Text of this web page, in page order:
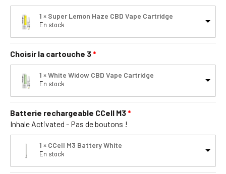
1 × Super Lemon Haze CBD Vape Cartridge
En stock
Choisir la cartouche 3
1 × White Widow CBD Vape Cartridge
En stock
Batterie rechargeable CCell M3
Inhale Activated - Pas de boutons !
1 × CCell M3 Battery White
En stock